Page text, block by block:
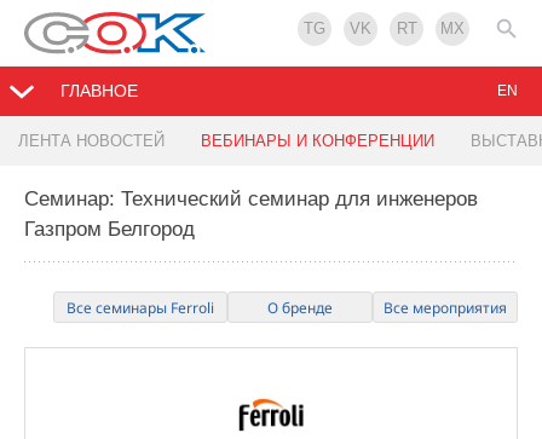
TG VK RT MX
ГЛАВНОЕ
ЛЕНТА НОВОСТЕЙ ВЕБИНАРЫ И КОНФЕРЕНЦИИ
EN
Семинар: Технический семинар для инженеров
Газпром Белгород
Все семинары Ferroli О бренде Все мероприятия